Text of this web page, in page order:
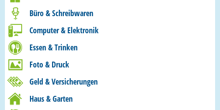
Büro & Schreibwaren
Computer & Elektronik
Essen & Trinken
Foto & Druck
Geld & Versicherungen
Haus & Garten